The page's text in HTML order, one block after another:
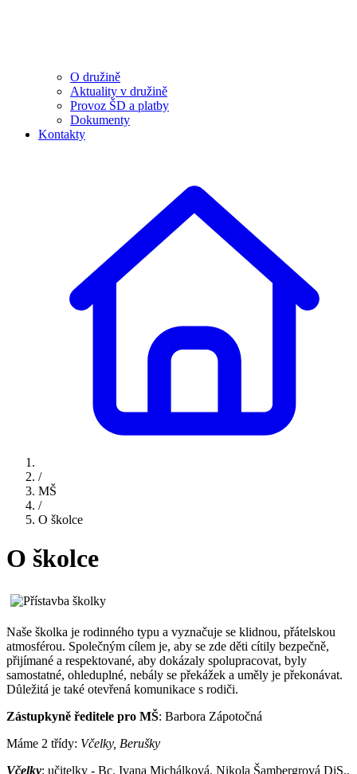
O družině
Aktuality v družině
Provoz ŠD a platby
Dokumenty
Kontakty
/
MŠ
/
O školce
O školce
Naše školka je rodinného typu a vyznačuje se klidnou, přátelskou
atmosférou. Společným cílem je, aby se zde děti cítily bezpečně,
přijímané a respektované, aby dokázaly spolupracovat, byly
samostatné, ohleduplné, nebály se překážek a uměly je překonávat.
Důležitá je také otevřená komunikace s rodiči.
Zástupkyně ředitele pro MŠ: Barbora Zápotočná
Máme 2 třídy: Včelky, Berušky
Včelky: učitelky - Bc. Ivana Michálková, Nikola Šambergrová DiS.,